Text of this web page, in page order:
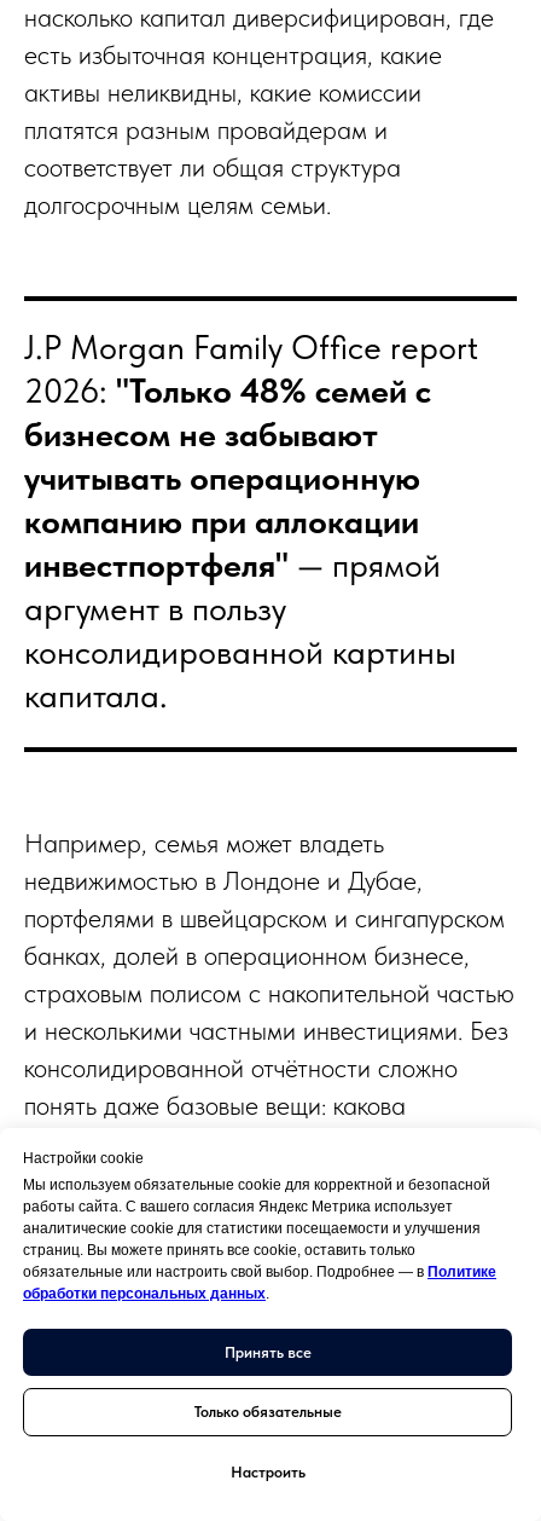
насколько капитал диверсифицирован, где
есть избыточная концентрация, какие
активы неликвидны, какие комиссии
платятся разным провайдерам и
соответствует ли общая структура
долгосрочным целям семьи.
J.P Morgan Family Office report
2026: "Только 48% семей с
бизнесом не забывают
учитывать операционную
компанию при аллокации
инвестпортфеля" — прямой
аргумент в пользу
консолидированной картины
капитала.
Например, семья может владеть
недвижимостью в Лондоне и Дубае,
портфелями в швейцарском и сингапурском
банках, долей в операционном бизнесе,
страховым полисом с накопительной частью
и несколькими частными инвестициями. Без
консолидированной отчётности сложно
понять даже базовые вещи: какова
реальная доля акций США в общем
капитале, сколько активов номинировано в
долларах, какая часть капитала ликвидна и
какие обязательства возникнут при
передаче активов следующему поколению.
Family office собирает эту картину в
регулярный отчёт — ежемесячный,
квартальный или иной, в зависимости
от потребностей семьи.
Настройки cookie
Мы используем обязательные cookie для корректной и безопасной
работы сайта. С вашего согласия Яндекс Метрика использует
аналитические cookie для статистики посещаемости и улучшения
страниц. Вы можете принять все cookie, оставить только
обязательные или настроить свой выбор. Подробнее — в Политике
обработки персональных данных
Принять все
Только обязательные
Настроить